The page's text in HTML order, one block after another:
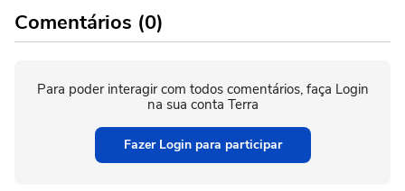
Comentários (0)
Para poder interagir com todos comentários, faça Login
na sua conta Terra
Fazer Login para participar